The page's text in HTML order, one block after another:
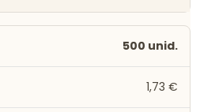
500 unid.
1,73 €